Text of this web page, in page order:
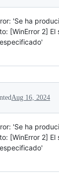
'Se ha
[WinError 2] El
Aug 16, 2024
'Se ha
[WinError 2] El